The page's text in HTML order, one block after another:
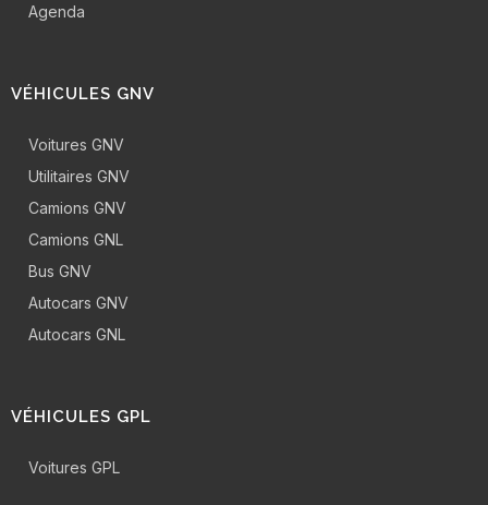
Agenda
VÉHICULES GNV
Voitures GNV
Utilitaires GNV
Camions GNV
Camions GNL
Bus GNV
Autocars GNV
Autocars GNL
VÉHICULES GPL
Voitures GPL